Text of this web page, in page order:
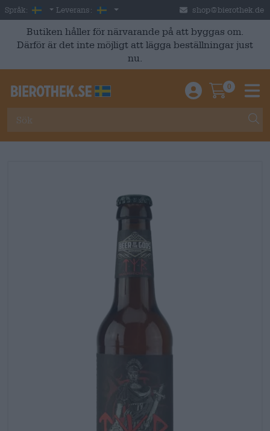
Skip to main content
Språk: Swedish
Leverans: Sverige shop@bierothek.de
Butiken håller för närvarande på att byggas om.
Därför är det inte möjligt att lägga beställningar just
nu.
Einloggen /
0